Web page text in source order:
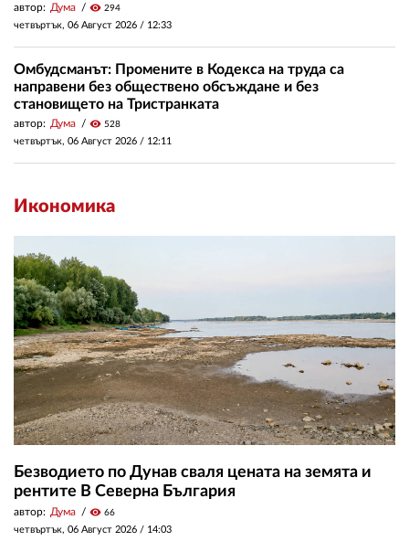
автор: Дума visibility 294
четвъртък, 06 Август 2026 / 12:33
Омбудсманът: Промените в Кодекса на труда са
направени без обществено обсъждане и без
становището на Тристранката
автор: Дума visibility 528
четвъртък, 06 Август 2026 / 12:11
Икономика
Безводието по Дунав сваля цената на земята и
рентите В Северна България
автор: Дума visibility 66
четвъртък, 06 Август 2026 / 14:03